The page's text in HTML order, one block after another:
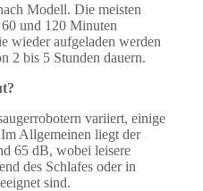
Modell. Die meisten
und 120 Minuten
wieder aufgeladen werden
2 bis 5 Stunden dauern.
variiert, einige
Allgemeinen liegt der
65 dB, wobei leisere
des Schlafes oder in
sind.